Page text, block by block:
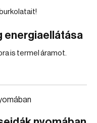
energiaellátása
is termel áramot.